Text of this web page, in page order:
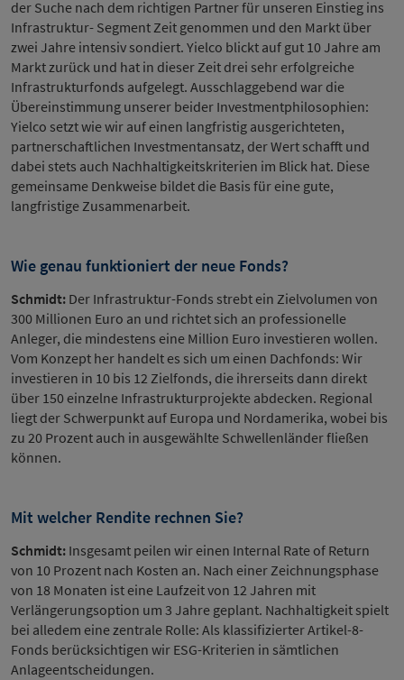
der Suche nach dem richtigen Partner für unseren Einstieg ins
Infrastruktur- Segment Zeit genommen und den Markt über
zwei Jahre intensiv sondiert. Yielco blickt auf gut 10 Jahre am
Markt zurück und hat in dieser Zeit drei sehr erfolgreiche
Infrastrukturfonds aufgelegt. Ausschlaggebend war die
Übereinstimmung unserer beider Investmentphilosophien:
Yielco setzt wie wir auf einen langfristig ausgerichteten,
partnerschaftlichen Investmentansatz, der Wert schafft und
dabei stets auch Nachhaltigkeitskriterien im Blick hat. Diese
gemeinsame Denkweise bildet die Basis für eine gute,
langfristige Zusammenarbeit.
Wie genau funktioniert der neue Fonds?
Schmidt: Der Infrastruktur-Fonds strebt ein Zielvolumen von
300 Millionen Euro an und richtet sich an professionelle
Anleger, die mindestens eine Million Euro investieren wollen.
Vom Konzept her handelt es sich um einen Dachfonds: Wir
investieren in 10 bis 12 Zielfonds, die ihrerseits dann direkt
über 150 einzelne Infrastrukturprojekte abdecken. Regional
liegt der Schwerpunkt auf Europa und Nordamerika, wobei bis
zu 20 Prozent auch in ausgewählte Schwellenländer fließen
können.
Mit welcher Rendite rechnen Sie?
Schmidt: Insgesamt peilen wir einen Internal Rate of Return
von 10 Prozent nach Kosten an. Nach einer Zeichnungsphase
von 18 Monaten ist eine Laufzeit von 12 Jahren mit
Verlängerungsoption um 3 Jahre geplant. Nachhaltigkeit spielt
bei alledem eine zentrale Rolle: Als klassifizierter Artikel-8-
Fonds berücksichtigen wir ESG-Kriterien in sämtlichen
Anlageentscheidungen.